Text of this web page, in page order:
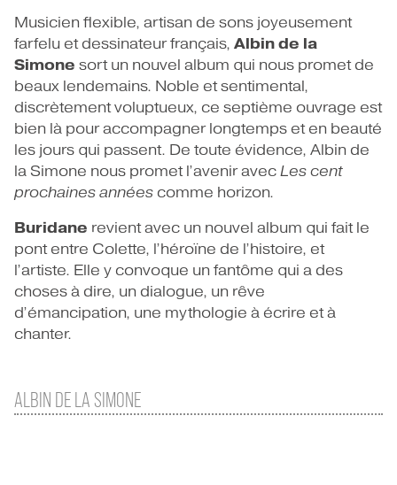
ALBIN DE LA SIMONE
Musicien flexible, artisan de sons joyeusement
farfelu et dessinateur français, Albin de la
Simone sort un nouvel album qui nous promet de
beaux lendemains. Noble et sentimental,
discrètement voluptueux, ce septième ouvrage est
bien là pour accompagner longtemps et en beauté
les jours qui passent. De toute évidence, Albin de
la Simone nous promet l’avenir avec Les cent
prochaines années comme horizon.
Buridane revient avec un nouvel album qui fait le
pont entre Colette, l’héroïne de l’histoire, et
l’artiste. Elle y convoque un fantôme qui a des
choses à dire, un dialogue, un rêve
d’émancipation, une mythologie à écrire et à
chanter.